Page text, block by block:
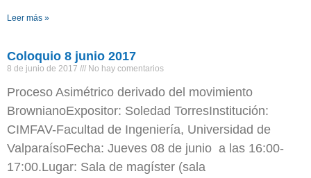
Leer más »
Coloquio 8 junio 2017
8 de junio de 2017 No hay comentarios
Proceso Asimétrico derivado del movimiento
BrownianoExpositor: Soledad TorresInstitución:
CIMFAV-Facultad de Ingeniería, Universidad de
ValparaísoFecha: Jueves 08 de junio a las 16:00-
17:00.Lugar: Sala de magíster (sala